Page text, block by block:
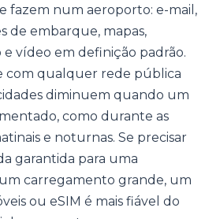
fazem num aeroporto: e-mail,
de embarque, mapas,
vídeo em definição padrão.
com qualquer rede pública
diminuem quando um
como durante as
e noturnas. Se precisar
garantida para uma
carregamento grande, um
ou eSIM é mais fiável do